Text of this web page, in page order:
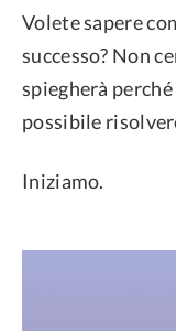
Volete sapere
successo? Non
spiegherà
possibile
Iniziamo.